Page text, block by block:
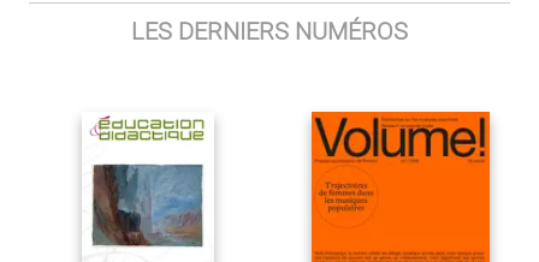
LES DERNIERS NUMÉROS